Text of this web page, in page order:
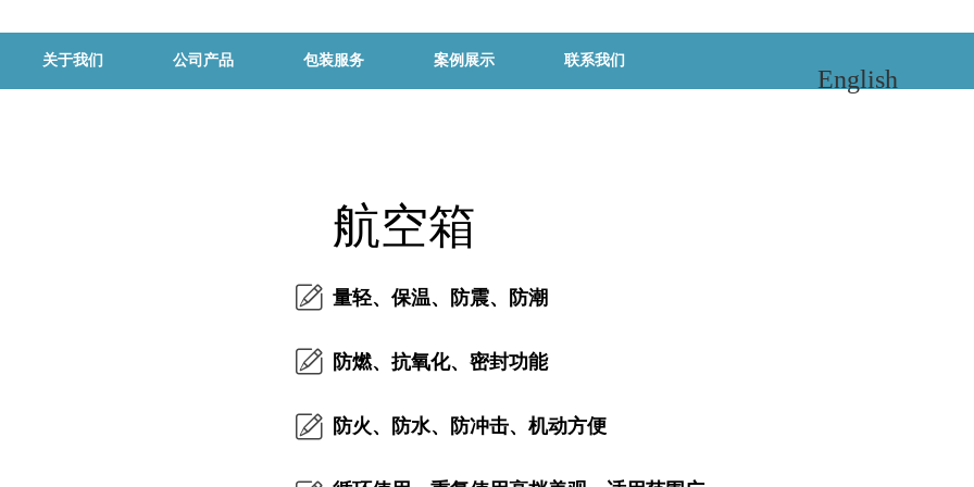
English
关于我们 公司产品 包装服务 案例展示 联系我们
航空箱
量轻、保温、防震、防潮
防燃、抗氧化、密封功能
防火、防水、防冲击、机动方便